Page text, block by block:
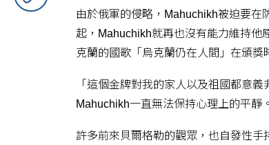
由於俄軍的侵略，Mahuchikh被迫要在
起，Mahuchikh就再也沒有能力維持他
克蘭的國歌「烏克蘭仍在人間」在頒獎
「這個金牌對我的家人以及祖國都意
Mahuchikh一直無法保持心理上的平靜
許多前來貝爾格勒的觀眾，也自發性